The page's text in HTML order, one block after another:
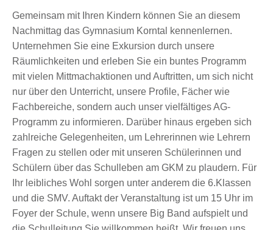
Gemeinsam mit Ihren Kindern können Sie an diesem
Nachmittag das Gymnasium Korntal kennenlernen.
Unternehmen Sie eine Exkursion durch unsere
Räumlichkeiten und erleben Sie ein buntes Programm
mit vielen Mittmachaktionen und Auftritten, um sich nicht
nur über den Unterricht, unsere Profile, Fächer wie
Fachbereiche, sondern auch unser vielfältiges AG-
Programm zu informieren. Darüber hinaus ergeben sich
zahlreiche Gelegenheiten, um Lehrerinnen wie Lehrern
Fragen zu stellen oder mit unseren Schülerinnen und
Schülern über das Schulleben am GKM zu plaudern. Für
Ihr leibliches Wohl sorgen unter anderem die 6.Klassen
und die SMV. Auftakt der Veranstaltung ist um 15 Uhr im
Foyer der Schule, wenn unsere Big Band aufspielt und